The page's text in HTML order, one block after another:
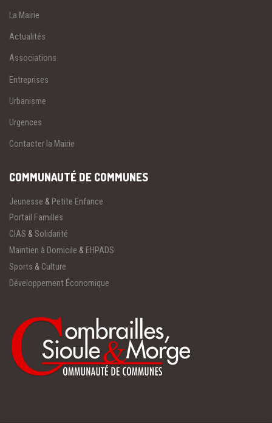
La Mairie
Actualités
Associations
Entreprises
Urbanisme
Urgences
Contacter la Mairie
COMMUNAUTÉ DE COMMUNES
Jeunesse & Petite Enfance
Portail Familles
CIAS &Solidarité
Maintien à Domicile & EHPADS
Sports & Culture
Développement Économique